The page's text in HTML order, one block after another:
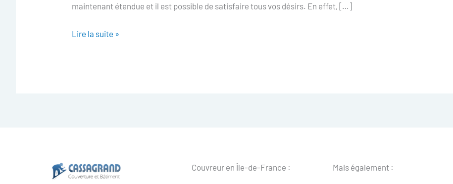
maintenant étendue et il est possible de satisfaire tous vos désirs. En effet, […]
Lire la suite »
Couvreur en Île-de-France : Mais également :